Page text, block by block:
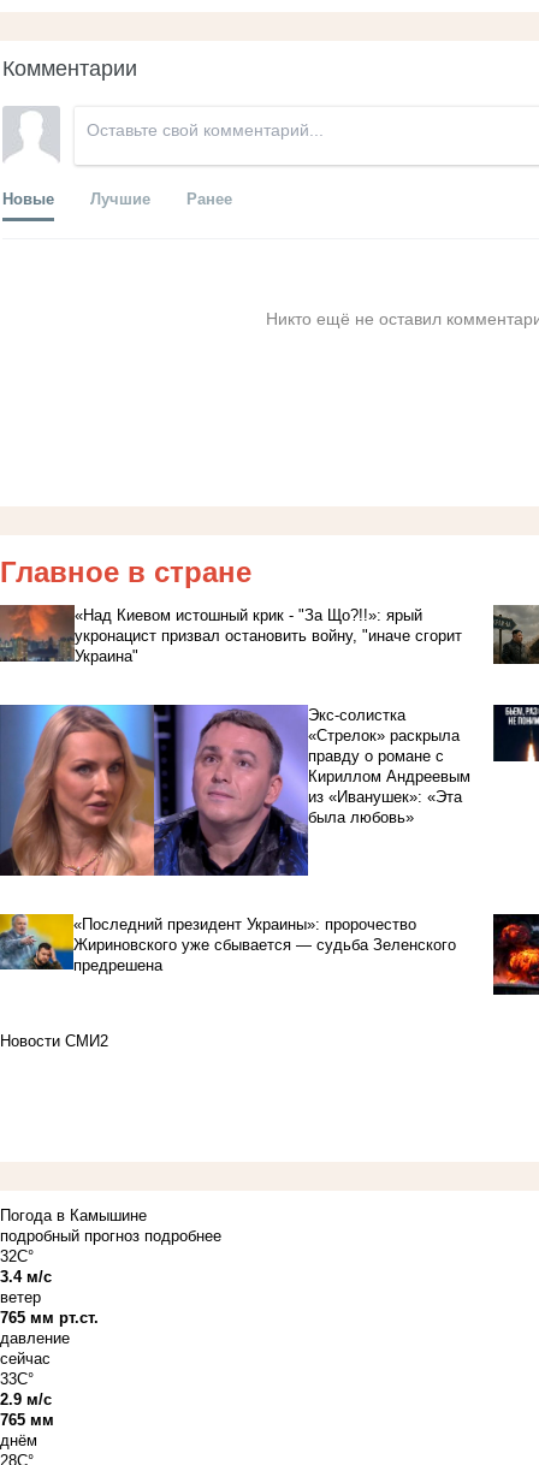
Комментарии
Новые Лучшие Ранее
Никто ещё не оставил
Главное в стране
«Над Киевом истошный крик - "За Що?!!»: ярый
укронацист призвал остановить войну, "иначе сгорит
Украина"
Экс-солистка
«Стрелок» раскрыла
правду о романе с
Кириллом Андреевым
из «Иванушек»: «Эта
была любовь»
«Последний президент Украины»: пророчество
Жириновского уже сбывается — судьба Зеленского
предрешена
Новости СМИ2
Погода в Камышине
подробный прогноз подробнее
32C°
3.4 м/с
ветер
765 мм рт.ст.
давление
сейчас
33C°
2.9 м/с
765 мм
днём
28C°